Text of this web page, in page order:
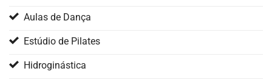
Aulas de Dança
Estúdio de Pilates
Hidroginástica